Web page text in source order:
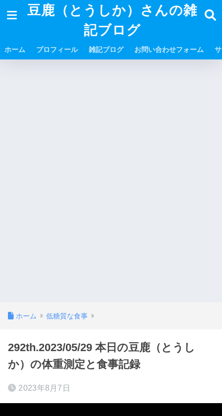
豆鹿（とうしか）さんの雑
記ブログ
ホーム プロフィール 雑記ブログ お問い合わせフォーム
ホーム 低糖質な食事
292th.2023/05/29 本日の豆鹿（とうし
か）の体重測定と食事記録
2023年8月7日